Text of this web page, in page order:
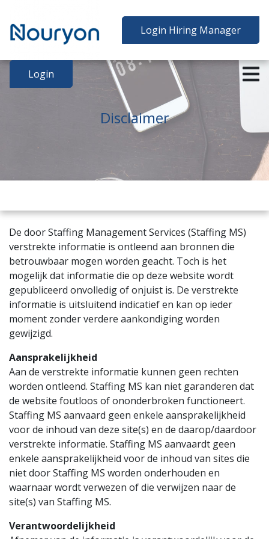
Login Hiring Manager
Login
Disclaimer
De door Staffing Management Services (Staffing MS)
verstrekte informatie is ontleend aan bronnen die
betrouwbaar mogen worden geacht. Toch is het
mogelijk dat informatie die op deze website wordt
gepubliceerd onvolledig of onjuist is. De verstrekte
informatie is uitsluitend indicatief en kan op ieder
moment zonder verdere aankondiging worden
gewijzigd.
Aansprakelijkheid
Aan de verstrekte informatie kunnen geen rechten
worden ontleend. Staffing MS kan niet garanderen dat
de website foutloos of ononderbroken functioneert.
Staffing MS aanvaard geen enkele aansprakelijkheid
voor de inhoud van deze site(s) en de daarop/daardoor
verstrekte informatie. Staffing MS aanvaardt geen
enkele aansprakelijkheid voor de inhoud van sites die
niet door Staffing MS worden onderhouden en
waarnaar wordt verwezen of die verwijzen naar de
site(s) van Staffing MS.
Verantwoordelijkheid
Inloggen
Home
Requests
Contact
Support